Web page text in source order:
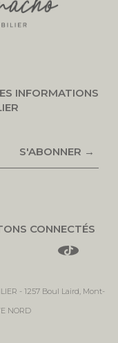
INFORMATIONS
S'ABONNER →
CONNECTÉS
- 1257 Boul Laird, Mont-
NORD